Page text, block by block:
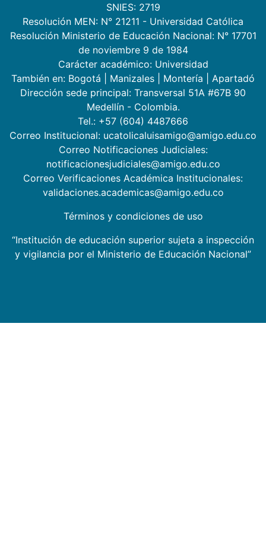
SNIES: 2719
Resolución MEN: N° 21211 - Universidad Católica
Resolución Ministerio de Educación Nacional: N° 17701
de noviembre 9 de 1984
Carácter académico: Universidad
También en: Bogotá Manizales Montería
Apartadó
Dirección sede principal: Transversal 51A #67B 90
Medellín - Colombia.
Tel.: +57 (604) 4487666
Correo Institucional: ucatolicaluisamigo@amigo.edu.co
Correo Notificaciones Judiciales:
notificacionesjudiciales@amigo.edu.co
Correo Verificaciones Académica Institucionales:
validaciones.academicas@amigo.edu.co
Términos y condiciones de uso
“Institución de educación superior sujeta a inspección
y vigilancia por el Ministerio de Educación Nacional”